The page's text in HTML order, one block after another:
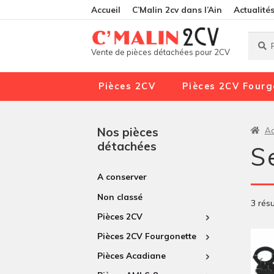
Accueil C’Malin 2cv dans l’Ain Actualités
Vente de pièces détachées pour 2CV
Pièces 2CV Pièces 2CV
Nos pièces
détachées
A conserver
Non classé
Pièces 2CV
Pièces 2CV Fourgonette
Pièces Acadiane
3